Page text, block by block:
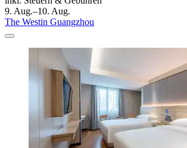
9. Aug.–10. Aug.
The Westin Guangzhou